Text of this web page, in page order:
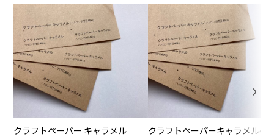
クラフトペーパー キャラメル
クラフトペーパーキャラメル